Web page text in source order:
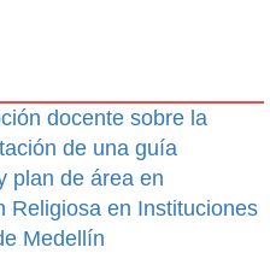
docente sobre la
de una guía
plan de área en
Religiosa en Instituciones
Medellín